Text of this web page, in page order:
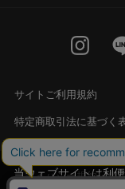
サイトご利用規約
特定商取引法に基づく
古物営業法に基づく表
プライバシー規約・個
当ウェブサイトは利